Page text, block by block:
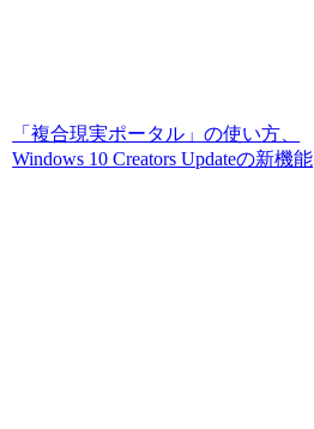
「複合現実ポータル」の使い方、
Windows 10 Creators Updateの新機能